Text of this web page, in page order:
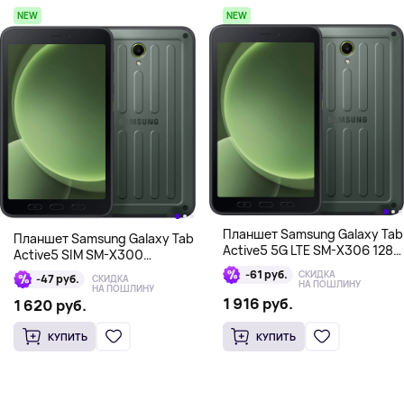
NEW
Планшет Samsung Galaxy Tab
Active5 SIM SM-X300
6/128GB, зеленый
-47 руб. СКИДКА
НА ПОШЛИНУ
1 620 руб.
КУПИТЬ
NEW
Планшет Samsung Galaxy Tab
Active5 5G LTE SM-X306 128
Гб, зеленый
-61 руб. СКИДКА
НА ПОШЛИНУ
1 916 руб.
КУПИТЬ